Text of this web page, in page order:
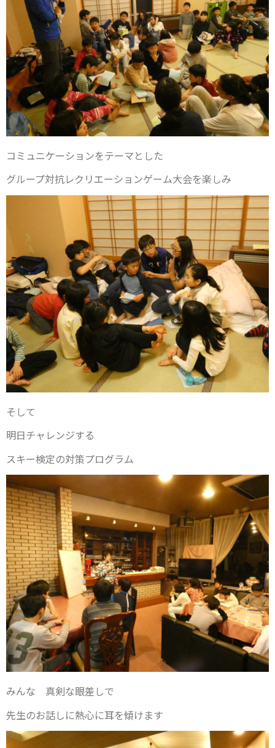
コミュニケーションをテーマとした
グループ対抗レクリエーションゲーム大会を楽しみ
そして
明日チャレンジする
スキー検定の対策プログラム
みんな 真剣な眼差しで
先生のお話しに熱心に耳を傾けます